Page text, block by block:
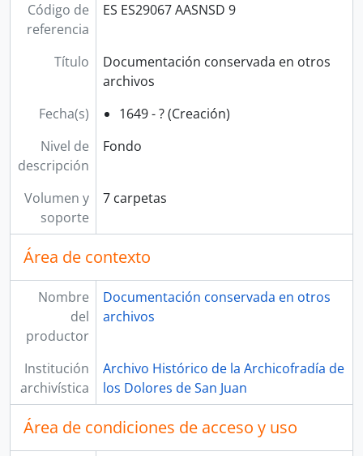
Código de
referencia
ES ES29067 AASNSD 9
Título
Documentación conservada en otros
archivos
Fecha(s)
1649 - ? (Creación)
Nivel de
descripción
Fondo
Volumen y
soporte
7 carpetas
Área de contexto
Nombre
del
productor
Documentación conservada en otros
archivos
Institución
archivística
Archivo Histórico de la Archicofradía de
los Dolores de San Juan
Área de condiciones de acceso y uso